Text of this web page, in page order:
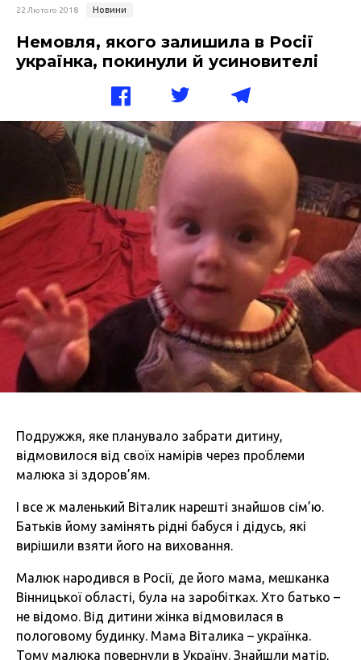
22 Лютого 2018 Новини
Немовля, якого залишила в Росії
українка, покинули й усиновителі
Подружжя, яке планувало забрати дитину,
відмовилося від своїх намірів через проблеми
малюка зі здоров’ям.
І все ж маленький Віталик нарешті знайшов сім’ю.
Батьків йому замінять рідні бабуся і дідусь, які
вирішили взяти його на виховання.
Малюк народився в Росії, де його мама, мешканка
Вінницької області, була на заробітках. Хто батько –
не відомо. Від дитини жінка відмовилася в
пологовому будинку. Мама Віталика – українка.
Тому малюка повернули в Україну. Знайшли матір,